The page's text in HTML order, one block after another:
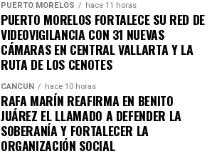
PUERTO MORELOS hace 11 horas
PUERTO MORELOS FORTALECE SU RED DE
VIDEOVIGILANCIA CON 31 NUEVAS
CÁMARAS EN CENTRAL VALLARTA Y LA
RUTA DE LOS CENOTES
CANCÚN hace 10 horas
RAFA MARÍN REAFIRMA EN BENITO
JUÁREZ EL LLAMADO A DEFENDER LA
SOBERANÍA Y FORTALECER LA
ORGANIZACIÓN SOCIAL